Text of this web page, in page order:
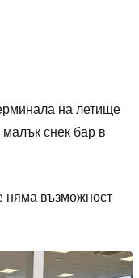
на летище
снек бар в
няма възможност